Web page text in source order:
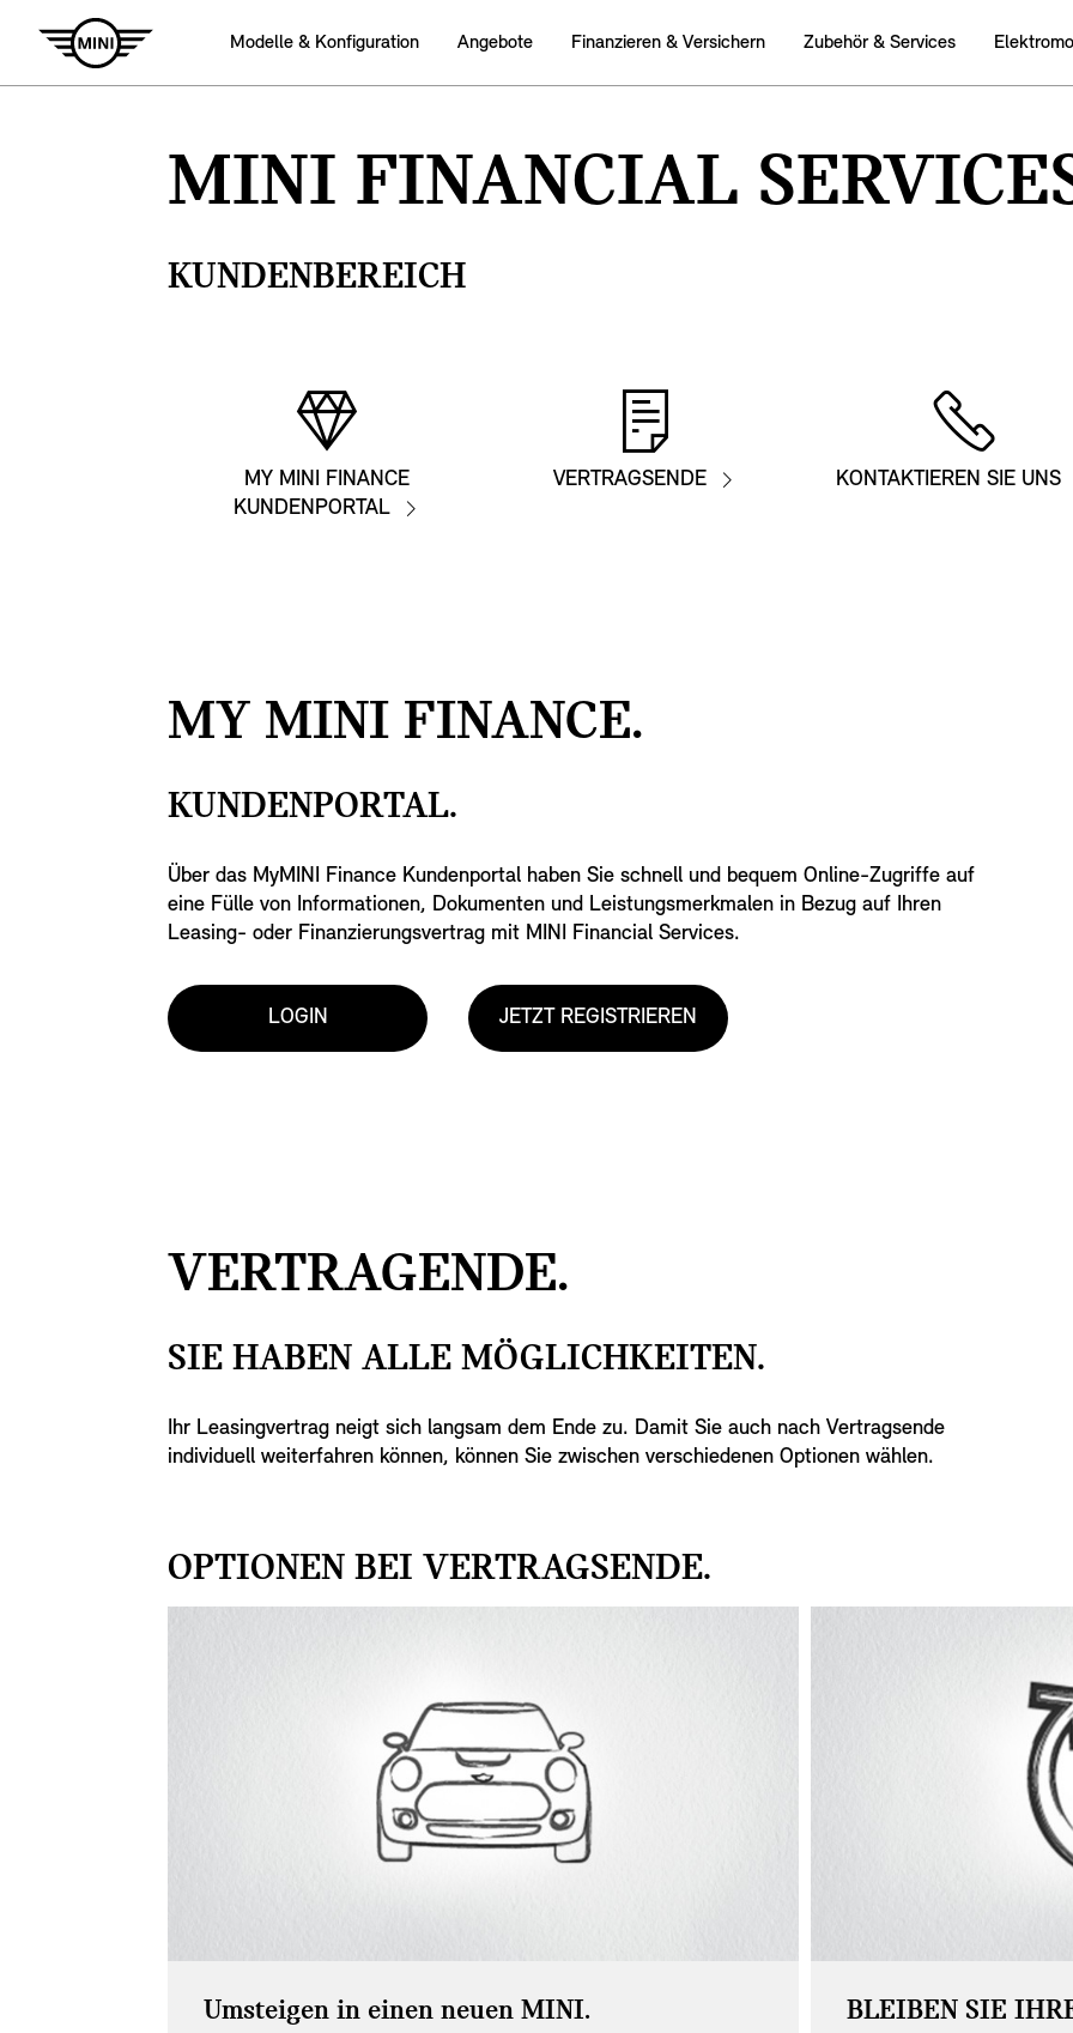
Modelle & Konfiguration Angebote Finanzieren & Versichern Zubehör & Services
MINI FINANCIAL
KUNDENBEREICH
MY MINI FINANCE
KUNDENPORTAL
VERTRAGSENDE KONTAKTIEREN SIE UNS
MY MINI FINANCE.
KUNDENPORTAL.
Über das MyMINI Finance Kundenportal haben Sie schnell und bequem Online-Zugriffe auf
eine Fülle von Informationen, Dokumenten und Leistungsmerkmalen in Bezug auf Ihren
Leasing- oder Finanzierungsvertrag mit MINI Financial Services.
LOGIN JETZT REGISTRIEREN
VERTRAGENDE.
SIE HABEN ALLE MÖGLICHKEITEN.
Ihr Leasingvertrag neigt sich langsam dem Ende zu. Damit Sie auch nach Vertragsende
individuell weiterfahren können, können Sie zwischen verschiedenen Optionen wählen.
OPTIONEN BEI VERTRAGSENDE.
Umsteigen in einen neuen MINI. BLEIBEN SIE